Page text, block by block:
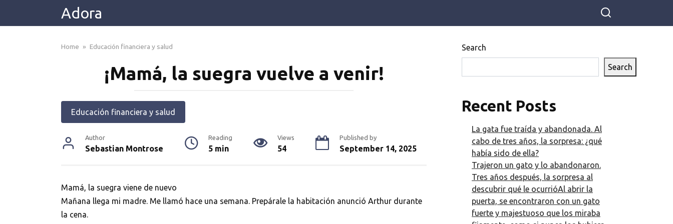
Adora
Home » Educación financiera y salud
¡Mamá, la suegra vuelve a venir!
Educación financiera y salud
Author
Sebastian Montrose
Reading
5 min
Views
54
Published by
September 14, 2025
Mamá, la suegra viene de nuevo
Mañana llega mi madre. Me llamó hace una semana. Prepárale la habitación anunció Arthur durante
la cena.
Search
Search
Recent Posts
La gata fue traída y abandonada. Al
cabo de tres años, la sorpresa: ¿qué
había sido de ella?
Trajeron un gato y lo abandonaron.
Tres años después, la sorpresa al
descubrir qué le ocurrióAl abrir la
puerta, se encontraron con un gato
fuerte y majestuoso que los miraba